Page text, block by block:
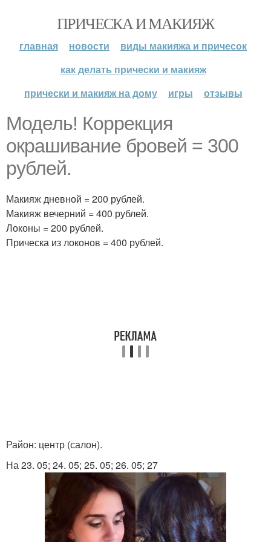
ПРИЧЕСКА И МАКИЯЖ
главная новости
виды макияжа и причесок
как делать прически и макияж
прически и макияж на дому
игры отзывы
Модель! Коррекция
окрашивание бровей = 300
рублей.
Макияж дневной = 200 рублей.
Макияж вечерний = 400 рублей.
Локоны = 200 рублей.
Прическа из локонов = 400 рублей.
Район: центр (салон).
На 23. 05; 24. 05; 25. 05; 26. 05; 27